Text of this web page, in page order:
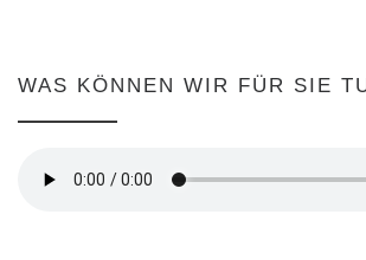
WAS KÖNNEN WIR FÜR SIE